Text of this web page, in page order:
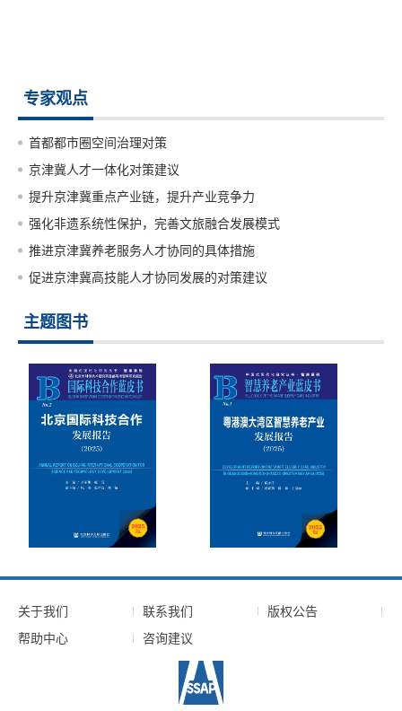
专家观点
首都都市圈空间治理对策
京津冀人才一体化对策建议
提升京津冀重点产业链，提升产业竞争力
强化非遗系统性保护，完善文旅融合发展模式
推进京津冀养老服务人才协同的具体措施
促进京津冀高技能人才协同发展的对策建议
主题图书
关于我们 联系我们
版权公告
帮助中心
咨询建议